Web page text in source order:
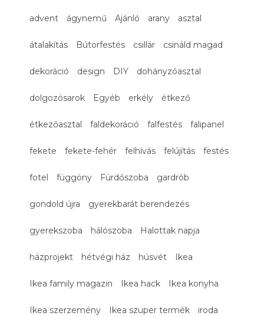
advent ágynemű Ajánló arany asztal
átalakítás Bútorfestés csillár csináld magad
dekoráció design DIY dohányzóasztal
dolgozósarok Egyéb erkély étkező
étkezőasztal faldekoráció falfestés falipanel
fekete fekete-fehér felhívás felújítás festés
fotel függöny Fürdőszoba gardrób
gondold újra gyerekbarát berendezés
gyerekszoba hálószoba Halottak napja
házprojekt hétvégi ház húsvét Ikea
Ikea family magazin Ikea hack Ikea konyha
Ikea szerzemény Ikea szuper termék iroda